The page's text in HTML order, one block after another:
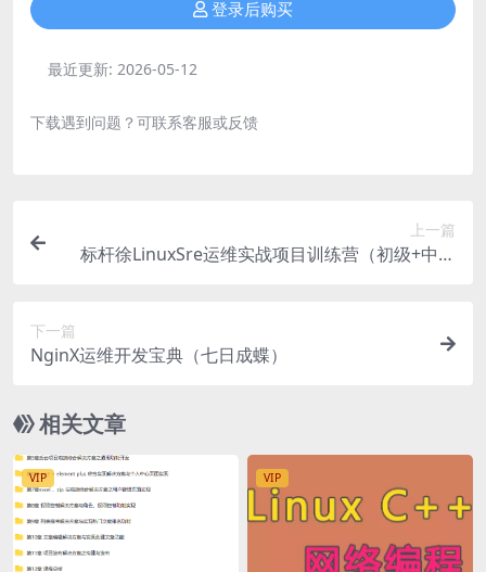
登录后购买
最近更新: 2026-05-12
下载遇到问题？可联系客服或反馈
上一篇
标杆徐LinuxSre运维实战项目训练营（初级+中级
下一篇
NginX运维开发宝典（七日成蝶）
相关文章
VIP VIP